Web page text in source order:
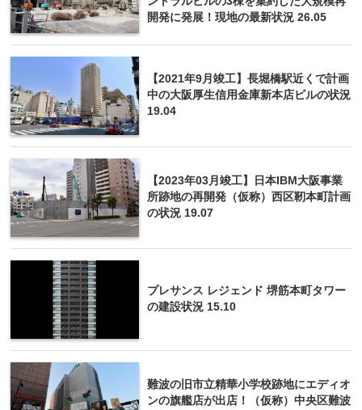
開発に発展！現地の最新状況 26.05
【2021年9月竣工】長堀橋駅近くで計画
中の大阪厚生信用金庫新本店ビルの状況
19.04
【2023年03月竣工】日本IBM大阪事業
所跡地の再開発（仮称）西区靭本町計画
の状況 19.07
プレサンス レジェンド 堺筋本町タワー
の建設状況 15.10
難波の旧市立精華小学校跡地にエディオ
ンの旗艦店が出店！（仮称）中央区難波